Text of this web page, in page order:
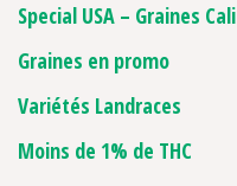
Special USA – Graines Cali
Graines en promo
Variétés Landraces
Moins de 1% de THC